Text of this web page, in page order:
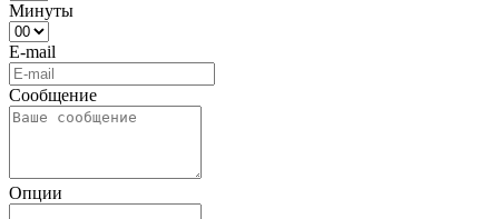
Минуты
E-mail
Сообщение
Опции